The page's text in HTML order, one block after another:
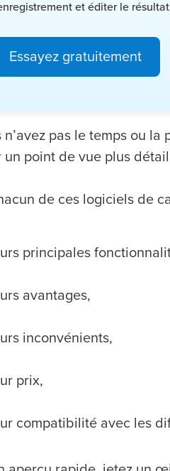
et éditer le
Essayez gratuitement
n’avez pas le temps ou
un point de vue plus
de ces logiciels de
principales
avantages,
inconvénients,
prix,
compatibilité avec les